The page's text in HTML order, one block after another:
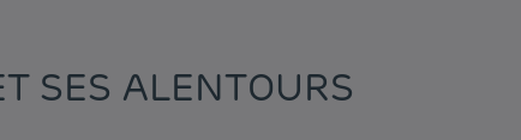
SES ALENTOURS